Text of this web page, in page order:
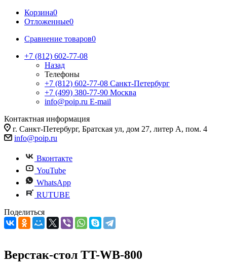
Корзина0
Отложенные0
Сравнение товаров0
+7 (812) 602-77-08
Назад
Телефоны
+7 (812) 602-77-08 Санкт-Петербург
+7 (499) 380-77-90 Москва
info@poip.ru E-mail
Контактная информация
г. Санкт-Петербург, Братская ул, дом 27, литер А, пом. 4
info@poip.ru
Вконтакте
YouTube
WhatsApp
RUTUBE
Поделиться
Верстак-стол TT-WB-800